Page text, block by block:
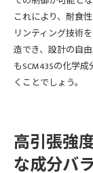
これにより、耐食
リンティング技術
造でき、設計の自
もSCM435の化学
くことでしょう。
高引張強
な成分バ